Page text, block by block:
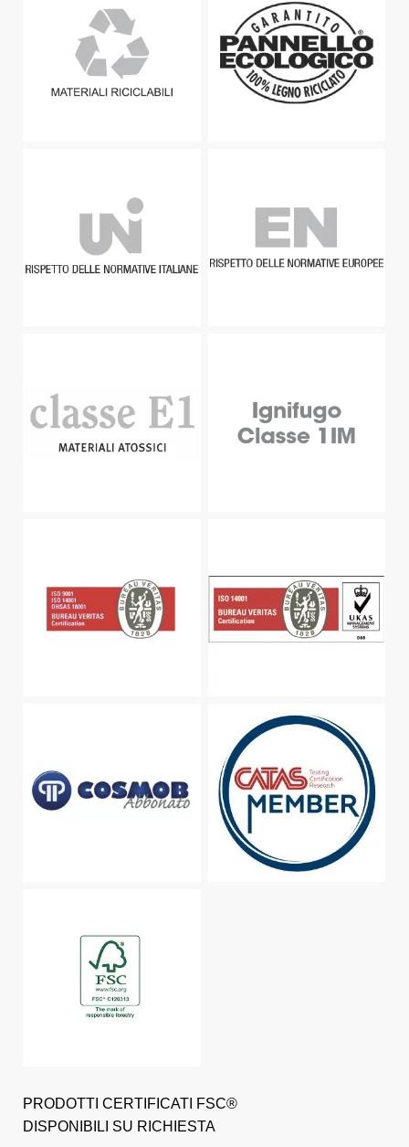
PRODOTTI CERTIFICATI FSC®
DISPONIBILI SU RICHIESTA